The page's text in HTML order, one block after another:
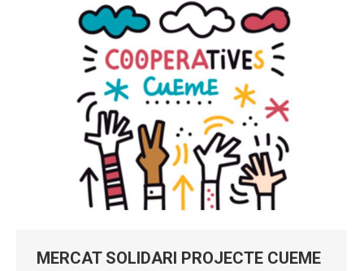
MERCAT SOLIDARI PROJECTE CUEME